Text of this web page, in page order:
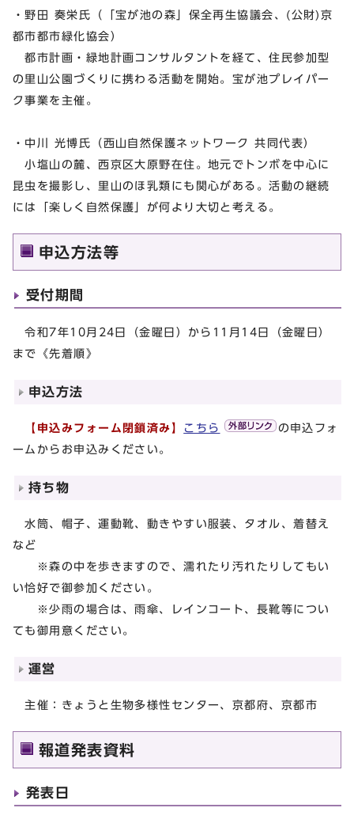
・野田 奏栄氏（「宝が池の森」保全再生協議会、(公財)京
都市都市緑化協会）
都市計画・緑地計画コンサルタントを経て、住民参加型
の里山公園づくりに携わる活動を開始。宝が池プレイパー
ク事業を主催。
・中川 光博氏（西山自然保護ネットワーク 共同代表）
小塩山の麓、西京区大原野在住。地元でトンボを中心に
昆虫を撮影し、里山のほ乳類にも関心がある。活動の継続
には「楽しく自然保護」が何より大切と考える。
申込方法等
受付期間
令和7年10月24日（金曜日）から11月14日（金曜日）
まで《先着順》
申込方法
【申込みフォーム閉鎖済み】 こちら
の申込フォ
ームからお申込みください。
持ち物
水筒、帽子、運動靴、動きやすい服装、タオル、着替え
など
※森の中を歩きますので、濡れたり汚れたりしてもい
い恰好で御参加ください。
※少雨の場合は、雨傘、レインコート、長靴等につい
ても御用意ください。
運営
主催：きょうと生物多様性センター、京都府、京都市
報道発表資料
発表日